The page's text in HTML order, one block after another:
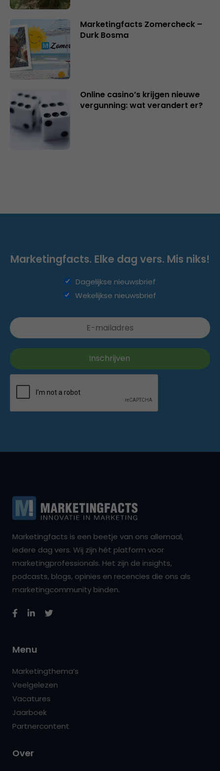
Marketingfacts Zomercheck –
Durk Bosma
Online casino’s krijgen nieuwe
vergunning: wat verandert er?
Marketingfacts. Elke dag vers. Mis niks!
Dagelijkse nieuwsbrief
Wekelijkse nieuwsbrief
Marketingfacts is een beetje van ons allemaal,
iedere dag vers. Wij zijn hét platform voor
marketingprofessionals. Het zijn de insights,
podcasts, blogs, opinies en recencies die ons als
marketingcommunity binden.
Menu
Marketingthema’s
Veelgelezen
Vacatures
Jaarboek
Partnercontent
Over